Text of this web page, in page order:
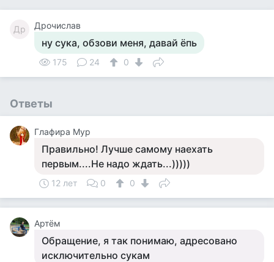
Др Дрочислав
ну сука, обзови меня, давай ёпь
175 24 0
Ответы
Глафира Мур
Правильно! Лучше самому наехать
первым....Не надо ждать...)))))
12 лет 0 0
Артём
Обращение, я так понимаю, адресовано
исключительно сукам